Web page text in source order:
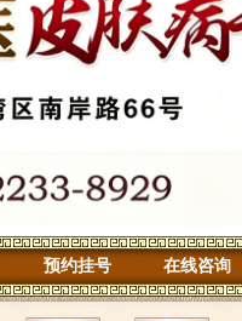
预约挂号 在线咨询